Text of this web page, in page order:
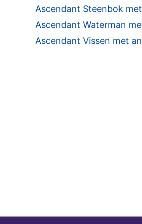
Ascendant Steenbok
Ascendant Waterman
Ascendant Vissen met